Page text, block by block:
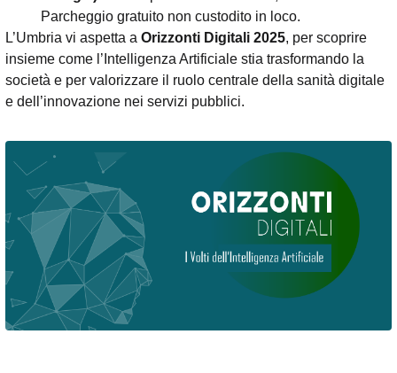
Parcheggio gratuito non custodito in loco.
L’Umbria vi aspetta a Orizzonti Digitali 2025, per scoprire
insieme come l’Intelligenza Artificiale stia trasformando la
società e per valorizzare il ruolo centrale della sanità digitale
e dell’innovazione nei servizi pubblici.